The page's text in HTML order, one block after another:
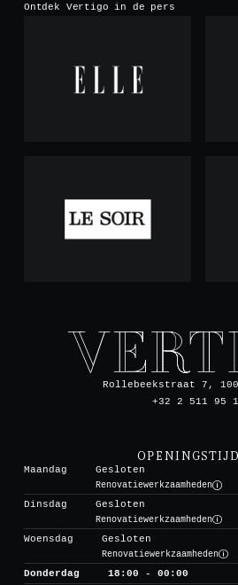
Ontdek Vertigo in de pers
Rollebeekstraat 7,
+32 2 511 95
Maandag
Gesloten
Renovatiewerkzaamheden
Dinsdag
Gesloten
Renovatiewerkzaamheden
Woensdag
Gesloten
Renovatiewerkzaamheden
Donderdag
18:00 - 00:00